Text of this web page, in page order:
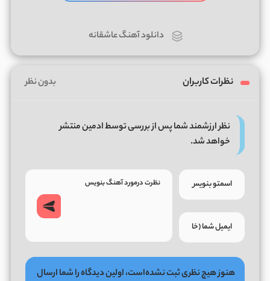
دانلود آهنگ عاشقانه
نظرات کاربران بدون نظر
نظر ارزشمند شما پس از بررسی توسط ادمین منتشر
خواهد شد.
هنوز هیچ نظری ثبت نشده‌است، اولین دیدگاه را شما ارسال